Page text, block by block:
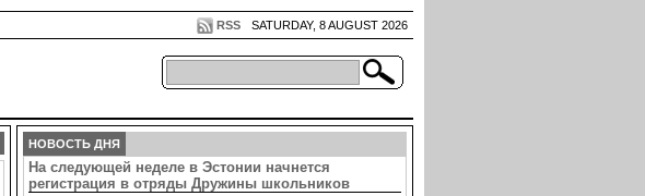
SATURDAY, 8 AUGUST 2026
RSS
НОВОСТЬ ДНЯ
На следующей неделе в Эстонии начнется
регистрация в отряды Дружины школьников